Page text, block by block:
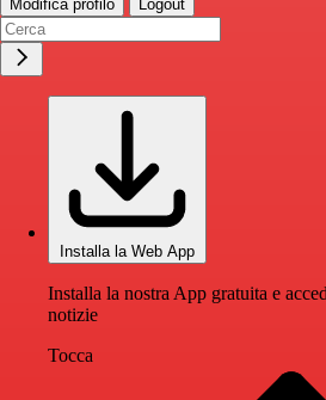
Modifica profilo Logout
Installa la Web App
Installa la nostra App gratuita e
notizie
Tocca